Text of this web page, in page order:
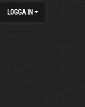
LOGGA IN